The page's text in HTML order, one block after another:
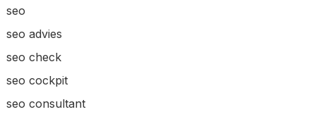
seo
seo advies
seo check
seo cockpit
seo consultant